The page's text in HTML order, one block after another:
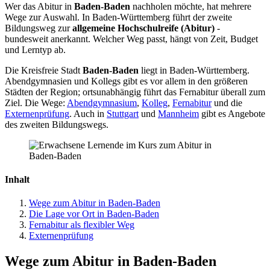
Wer das Abitur in Baden-Baden nachholen möchte, hat mehrere
Wege zur Auswahl. In Baden-Württemberg führt der zweite
Bildungsweg zurallgemeine Hochschulreife (Abitur) -
bundesweit anerkannt. Welcher Weg passt, hängt von Zeit, Budget
und Lerntyp ab.
Die Kreisfreie Stadt Baden-Baden liegt in Baden-Württemberg.
Abendgymnasien und Kollegs gibt es vor allem in den größeren
Städten der Region; ortsunabhängig führt das Fernabitur überall zum
Ziel. Die Wege: Abendgymnasium, Kolleg, Fernabiturund die
Externenprüfung. Auch in Stuttgart und Mannheim gibt es Angebote
des zweiten Bildungswegs.
Inhalt
Wege zum Abitur in Baden-Baden
Die Lage vor Ort in Baden-Baden
Fernabitur als flexibler Weg
Externenprüfung
Wege zum Abitur in Baden-Baden